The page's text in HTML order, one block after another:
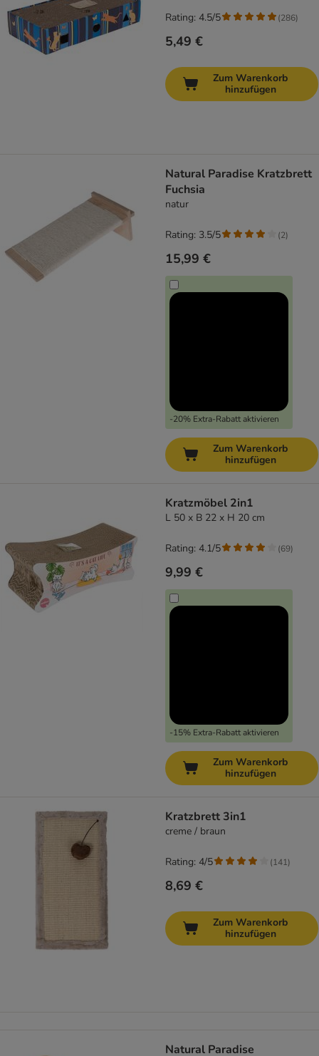
5,49 €
Rating: 4.5/5 (286)
Zum Warenkorb
hinzufügen
Natural Paradise Kratzbrett
Fuchsia
natur
15,99 €
-20% Extra-Rabatt aktivieren
Rating: 3.5/5 (2)
Zum Warenkorb
hinzufügen
Kratzmöbel 2in1
L 50 x B 22 x H 20 cm
9,99 €
-15% Extra-Rabatt aktivieren
Rating: 4.1/5 (69)
Zum Warenkorb
hinzufügen
Kratzbrett 3in1
creme / braun
8,69 €
Rating: 4/5 (141)
Zum Warenkorb
hinzufügen
Natural Paradise